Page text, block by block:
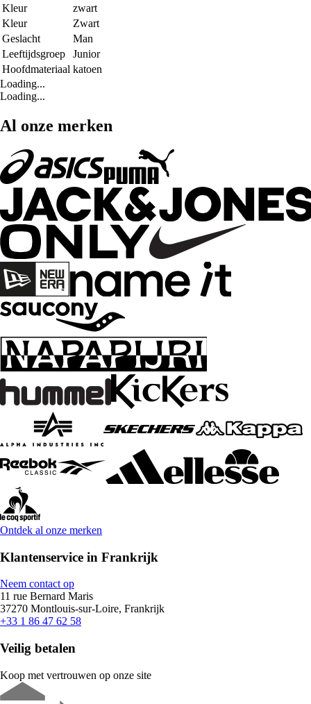
Kleur
zwart
Kleur
Zwart
Geslacht
Man
Leeftijdsgroep
Junior
Hoofdmateriaal katoen
Loading...
Loading...
Al onze merken
Ontdek al onze merken
Klantenservice in Frankrijk
Neem contact op
11 rue Bernard Maris
37270 Montlouis-sur-Loire, Frankrijk
+33 1 86 47 62 58
Veilig betalen
Koop met vertrouwen op onze site